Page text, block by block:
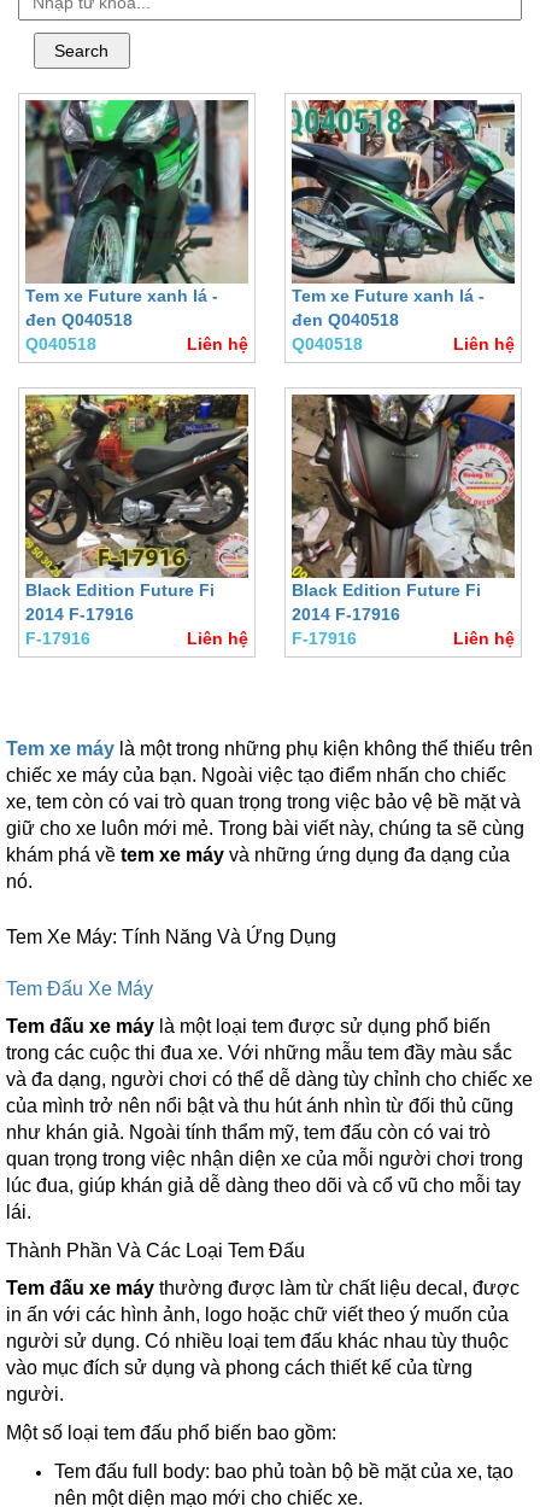
Tem xe Future xanh lá -
đen Q040518
Q040518
Liên hệ
Tem xe Future xanh lá -
đen Q040518
Q040518
Liên hệ
Black Edition Future Fi
2014 F-17916
F-17916
Liên hệ
Black Edition Future Fi
2014 F-17916
F-17916
Liên hệ
Tem xe máy là một trong những phụ kiện không thể thiếu trên
chiếc xe máy của bạn. Ngoài việc tạo điểm nhấn cho chiếc
xe, tem còn có vai trò quan trọng trong việc bảo vệ bề mặt và
giữ cho xe luôn mới mẻ. Trong bài viết này, chúng ta sẽ cùng
khám phá về tem xe máy và những ứng dụng đa dạng của
nó.
Tem Xe Máy: Tính Năng Và Ứng Dụng
Tem Đấu Xe Máy
Tem đấu xe máy là một loại tem được sử dụng phổ biến
trong các cuộc thi đua xe. Với những mẫu tem đầy màu sắc
và đa dạng, người chơi có thể dễ dàng tùy chỉnh cho chiếc xe
của mình trở nên nổi bật và thu hút ánh nhìn từ đối thủ cũng
như khán giả. Ngoài tính thẩm mỹ, tem đấu còn có vai trò
quan trọng trong việc nhận diện xe của mỗi người chơi trong
lúc đua, giúp khán giả dễ dàng theo dõi và cổ vũ cho mỗi tay
lái.
Thành Phần Và Các Loại Tem Đấu
Tem đấu xe máy thường được làm từ chất liệu decal, được
in ấn với các hình ảnh, logo hoặc chữ viết theo ý muốn của
người sử dụng. Có nhiều loại tem đấu khác nhau tùy thuộc
vào mục đích sử dụng và phong cách thiết kế của từng
người.
Một số loại tem đấu phổ biến bao gồm:
Tem đấu full body: bao phủ toàn bộ bề mặt của xe, tạo
nên một diện mạo mới cho chiếc xe.